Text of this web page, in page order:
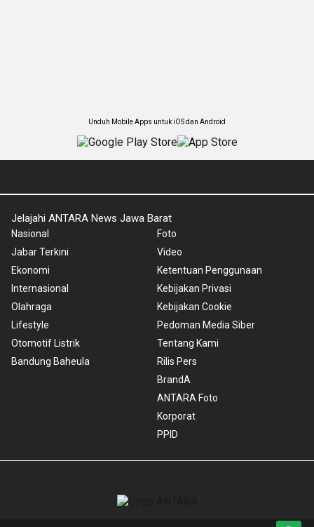
Unduh Mobile Apps untuk iOS dan Android
Jelajahi ANTARA News Jawa Barat
Nasional
Jabar Terkini
Ekonomi
Internasional
Olahraga
Lifestyle
Otomotif Listrik
Bandung Baheula
Foto
Video
Ketentuan Penggunaan
Kebijakan Privasi
Kebijakan Cookie
Pedoman Media Siber
Tentang Kami
Rilis Pers
BrandA
ANTARA Foto
Korporat
PPID